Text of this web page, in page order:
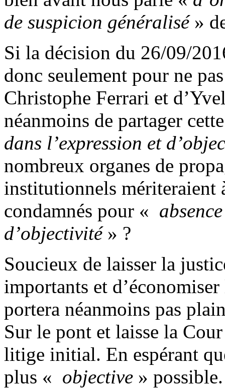
de suspicion généralisé»
Si la décision du 26/09/
donc seulement pour ne
Christophe Ferrari et
néanmoins de partager
dans l’expression et
nombreux organes de
institutionnels mériteraient
condamnés pour «
d’objectivité» ?
Soucieux de laisser la
importants et
portera néanmoins pas
Sur le pont et laisse la
litige initial. En espérant
plus « objective »